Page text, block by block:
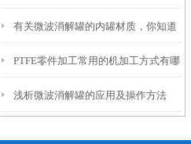
有关微波消解罐的内罐材质，你知道
多少？
PTFE零件加工常用的机加工方式有哪
几种？
浅析微波消解罐的应用及操作方法